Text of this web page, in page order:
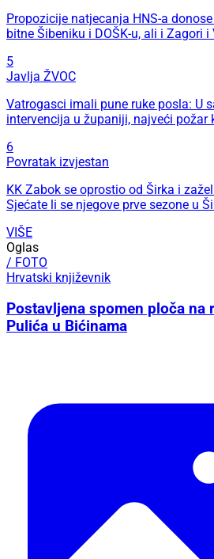
Propozicije natjecanja HNS-a
bitne Šibeniku i DOŠK-u, ali i Zagori
5
Javlja ŽVOC
Vatrogasci imali pune ruke posla: U
intervencija u županiji, najveći požar
6
Povratak izvjestan
KK Zabok se oprostio od Širka i
Sjećate li se njegove prve sezone u
VIŠE
Oglas
/ FOTO
Hrvatski književnik
Postavljena spomen ploča na
Pulića u Bićinama